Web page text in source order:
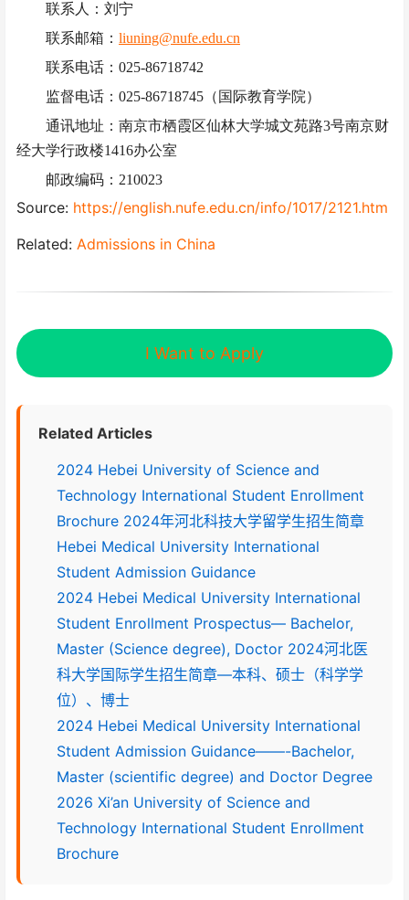
联系人：刘宁
联系邮箱： liuning@nufe.edu.cn
联系电话： 025-86718742
监督电话： 025-86718745（国际教育学院）
通讯地址：南京市栖霞区仙林大学城文苑路3号南京财
经大学行政楼1416办公室
邮政编码： 210023
Source: https://english.nufe.edu.cn/info/1017/2121.htm
Related: Admissions in China
I Want to Apply
Related Articles
2024 Hebei University of Science and
Technology International Student Enrollment
Brochure 2024年河北科技大学留学生招生简章
Hebei Medical University International
Student Admission Guidance
2024 Hebei Medical University International
Student Enrollment Prospectus— Bachelor,
Master (Science degree), Doctor 2024河北医
科大学国际学生招生简章—本科、硕士（科学学
位）、博士
2024 Hebei Medical University International
Student Admission Guidance——-Bachelor,
Master (scientific degree) and Doctor Degree
2026 Xi’an University of Science and
Technology International Student Enrollment
Brochure